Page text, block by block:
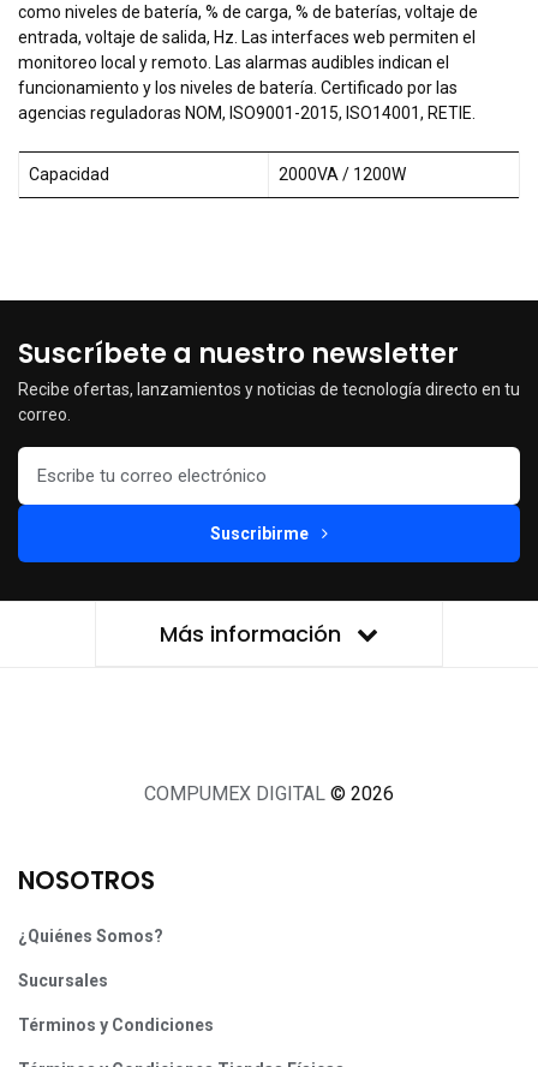
como niveles de batería, % de carga, % de baterías, voltaje de
entrada, voltaje de salida, Hz. Las interfaces web permiten el
monitoreo local y remoto. Las alarmas audibles indican el
funcionamiento y los niveles de batería. Certificado por las
agencias reguladoras NOM, ISO9001-2015, ISO14001, RETIE.
Capacidad 2000VA / 1200W
Suscríbete a nuestro newsletter
Recibe ofertas, lanzamientos y noticias de tecnología directo en tu
correo.
Suscribirme
Más información
COMPUMEX DIGITAL © 2026
NOSOTROS
¿Quiénes Somos?
Sucursales
Términos y Condiciones